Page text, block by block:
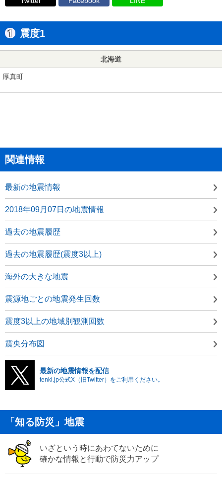
震度1
北海道
厚真町
関連情報
最新の地震情報
2018年09月07日の地震情報
過去の地震履歴
過去の地震履歴(震度3以上)
海外の大きな地震
震源地ごとの地震発生回数
震度3以上の地域別観測回数
震央分布図
最新の地震情報を配信
tenki.jp公式X（旧Twitter）をご利用ください。
「知る防災」地震
いざという時にあわてないために
確かな情報と行動で防災力アップ